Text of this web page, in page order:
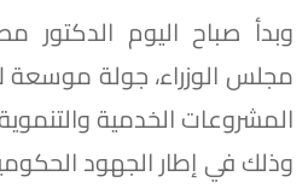
وبدأ صباح اليوم
مجلس الوزراء، جولة موسعة
المشروعات الخدمية
وذلك في إطار الجهود